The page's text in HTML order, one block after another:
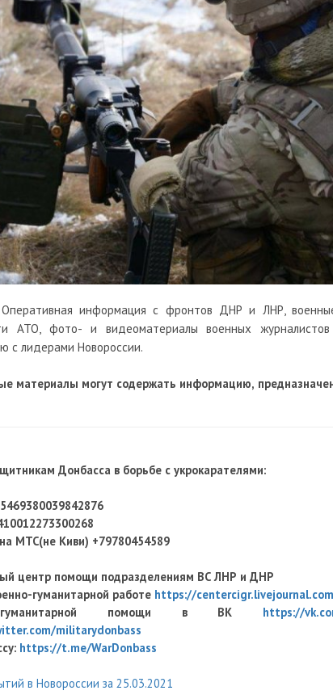
информация с фронтов ДНР и ЛНР,
АТО, фото- и видеоматериалы военных
с лидерами Новороссии.
материалы могут содержать информацию,
Донбасса в борьбе с укрокарателями:
5469380039842876
МТС(не Киви) +79780454589
центр помощи подразделениям ВС ЛНР и ДНР
гуманитарной работе https://
гуманитарной помощи в ВК https://
militarydonbass
https://t.me/WarDonbass
в Новороссии за 25.03.2021